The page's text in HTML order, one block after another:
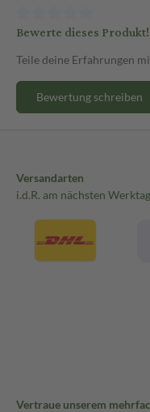
Bewerte dieses Produkt!
Teile deine Erfahrungen
Bewertung schreiben
Versandarten
i.d.R. am nächsten Werktag
Vertraue unserem